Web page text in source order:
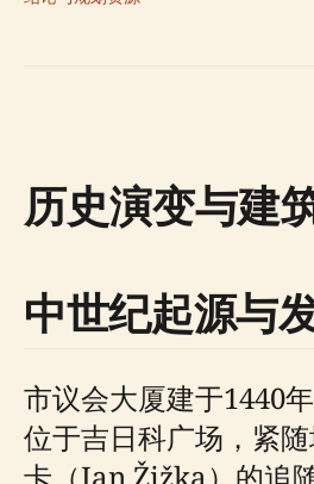
历史演变与建
中世纪起源与
市议会大厦建于1440
位于吉日科广场，紧随